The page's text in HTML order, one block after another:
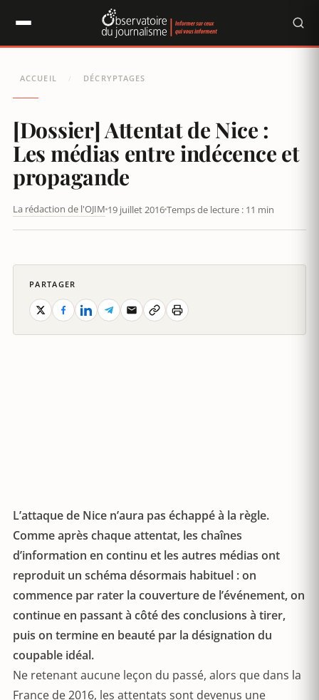
ACCUEIL / DÉCRYPTAGES
[Dossier] Attentat de Nice :
Les médias entre indécence et
propagande
La rédaction de l'OJIM 19 juillet 2016Temps de lecture : 11 min
L’attaque de Nice n’aura pas échappé à la règle.
Comme après chaque attentat, les chaînes
d’information en continu et les autres médias ont
reproduit un schéma désormais habituel : on
commence par rater la couverture de l’événement, on
continue en passant à côté des conclusions à tirer,
puis on termine en beauté par la désignation du
coupable idéal.
Ne retenant aucune leçon du passé, alors que dans la
France de 2016, les attentats sont devenus une
PARTAGER
Panneau de gestion des cookies